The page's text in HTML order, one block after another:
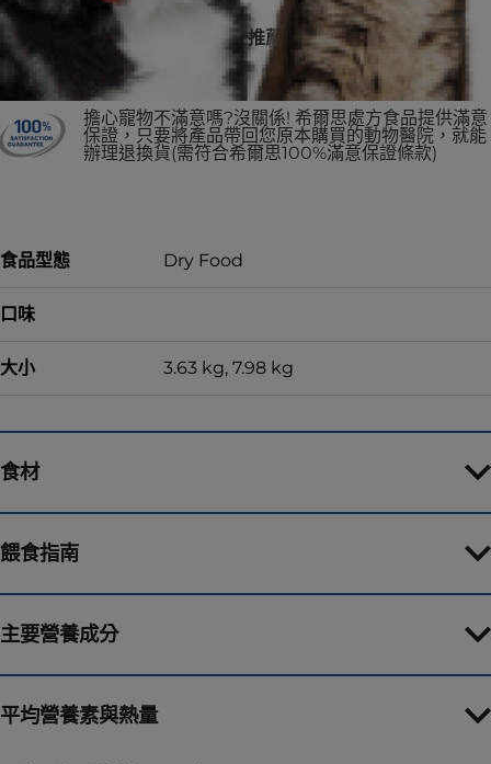
No.1 美國獸醫師第一推薦
擔心寵物不滿意嗎?沒關係! 希爾思處方食品提供滿意
保證，只要將產品帶回您原本購買的動物醫院，就能
辦理退換貨(需符合希爾思100%滿意保證條款)
食品型態 Dry Food
口味
大小 3.63 kg, 7.98 kg
食材
餵食指南
主要營養成分
平均營養素與熱量